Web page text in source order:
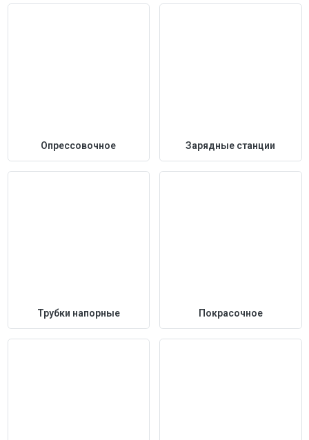
Опрессовочное Зарядные станции
Трубки напорные Покрасочное